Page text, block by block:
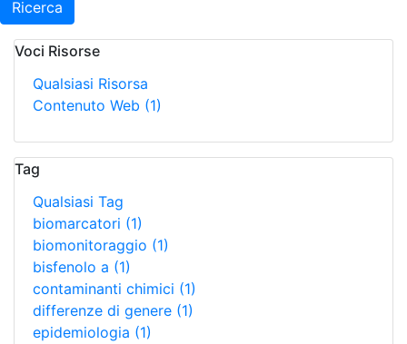
Ricerca
Voci Risorse
Qualsiasi Risorsa
Contenuto Web (1)
Tag
Qualsiasi Tag
biomarcatori (1)
biomonitoraggio (1)
bisfenolo a (1)
contaminanti chimici (1)
differenze di genere (1)
epidemiologia (1)